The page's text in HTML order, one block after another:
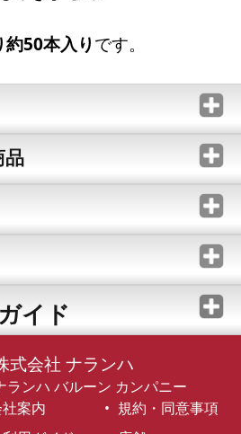
50本入り です。
品
イド
式会社 ナランハ
ランハ バルーン カンパニー
案内
規約・同意事項